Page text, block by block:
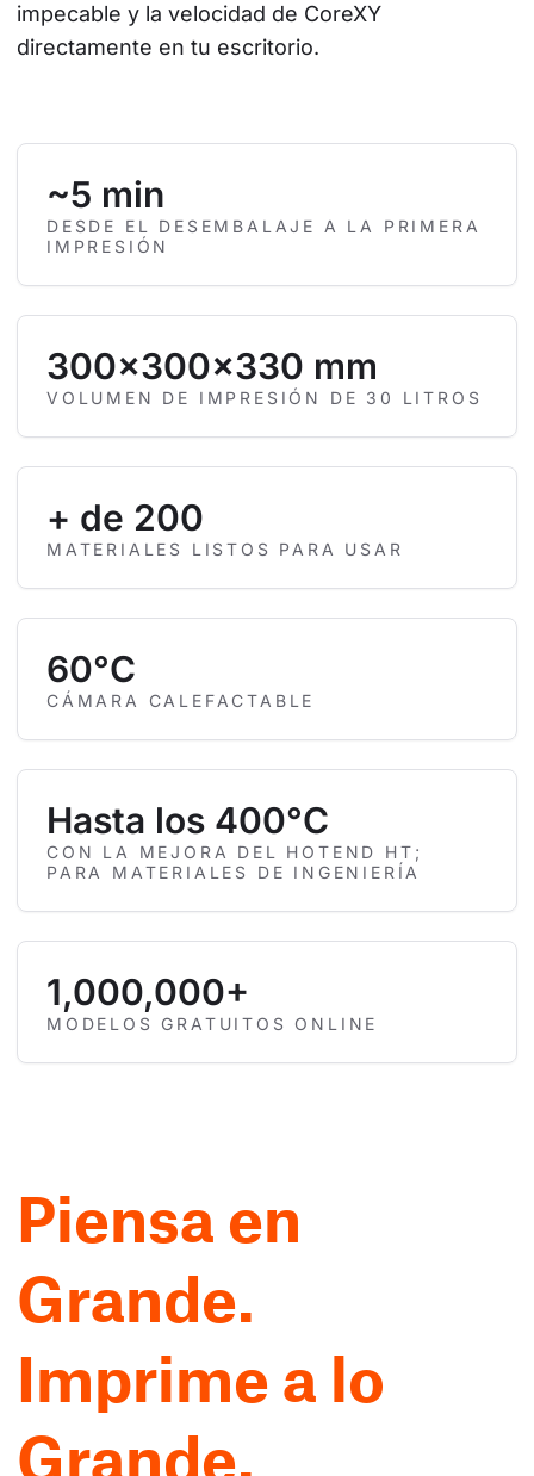
impecable y la velocidad de CoreXY
directamente en tu escritorio.
~5 min
DESDE EL DESEMBALAJE A LA PRIMERA
IMPRESIÓN
300×300×330 mm
VOLUMEN DE IMPRESIÓN DE 30 LITROS
+ de 200
MATERIALES LISTOS PARA USAR
60°C
CÁMARA CALEFACTABLE
Hasta los 400°C
CON LA MEJORA DEL HOTEND HT;
PARA MATERIALES DE INGENIERÍA
1,000,000+
MODELOS GRATUITOS ONLINE
Piensa en
Grande.
Imprime a lo
Grande.